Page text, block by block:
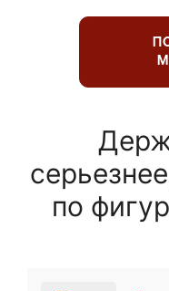
по